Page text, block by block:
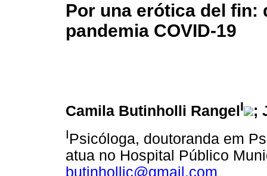
Por una erótica del fin:
pandemia COVID-19
Camila Butinholli Rangel I ;
IPsicóloga, doutoranda em
atua no Hospital Público
butinhollic@gmail.com